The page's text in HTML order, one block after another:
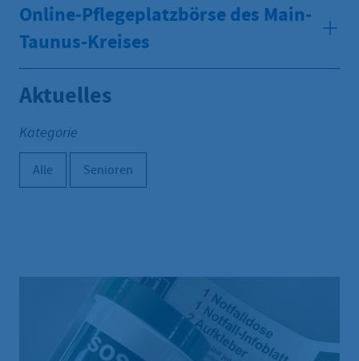
Online-Pflegeplatzbörse des Main-
Taunus-Kreises
Aktuelles
Kategorie
Alle Senioren